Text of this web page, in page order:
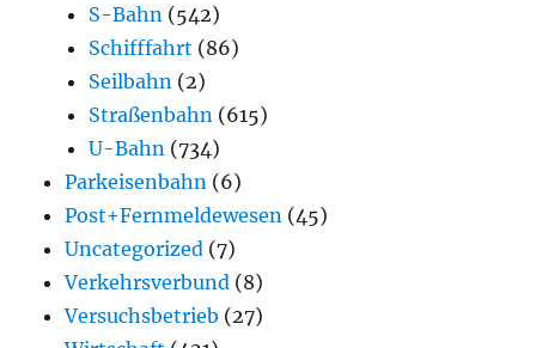
S-Bahn (542)
Schifffahrt (86)
Seilbahn (2)
Straßenbahn (615)
U-Bahn (734)
Parkeisenbahn (6)
Post+Fernmeldewesen (45)
Uncategorized (7)
Verkehrsverbund (8)
Versuchsbetrieb (27)